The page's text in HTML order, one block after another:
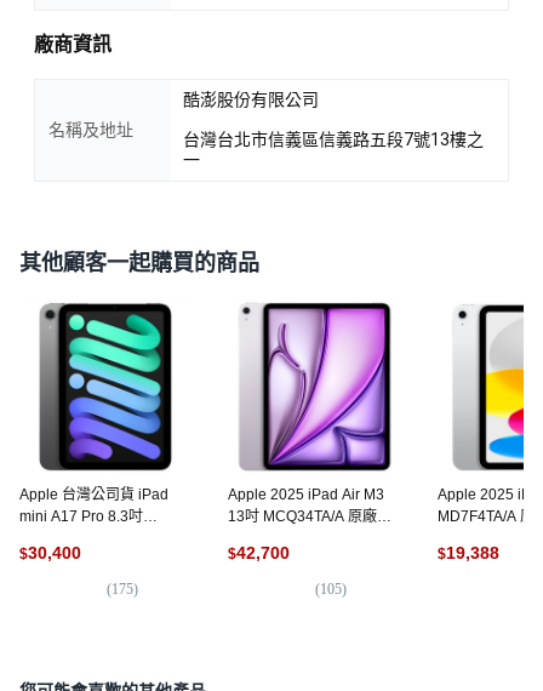
廠商資訊
名稱及地址
酷澎股份有限公司
台灣台北市信義區信義路五段7號13樓之
一
其他顧客一起購買的商品
Apple 台灣公司貨 iPad
mini A17 Pro 8.3吋
Fi, 太空灰色
$30,400
(175)
Apple 2025 iPad Air M3
13吋 MCQ34TA/A 原廠保
$42,700
(105)
Apple 2025
MD7F4TA/A 原
$19,388